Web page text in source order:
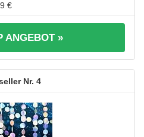
€
ANGEBOT »
4